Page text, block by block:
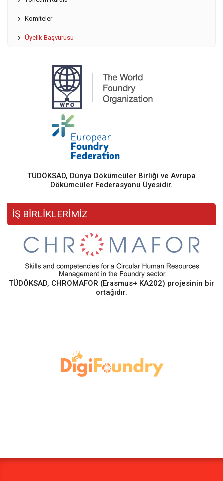
Komiteler
Üyelik Başvurusu
TÜDÖKSAD, Dünya Dökümcüler Birliği ve Avrupa
Dökümcüler Federasyonu Üyesidir.
İŞ BİRLİKLERİMİZ
TÜDÖKSAD, CHROMAFOR (Erasmus+ KA202) projesinin bir
ortağıdır.